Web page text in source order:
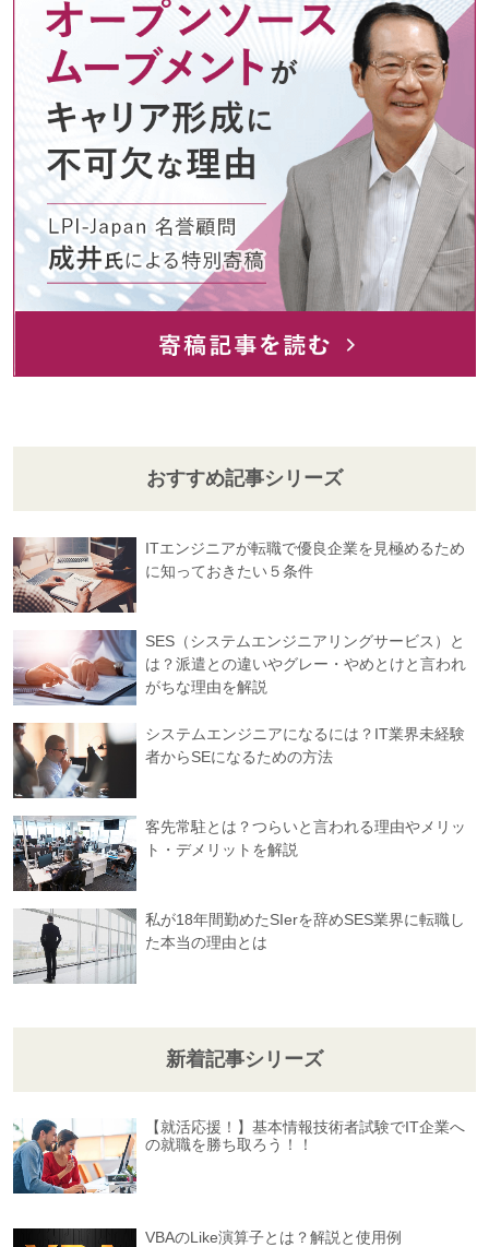
おすすめ記事シリーズ
ITエンジニアが転職で優良企業を見極めるため
に知っておきたい５条件
SES（システムエンジニアリングサービス）と
は？派遣との違いやグレー・やめとけと言われ
がちな理由を解説
システムエンジニアになるには？IT業界未経験
者からSEになるための方法
客先常駐とは？つらいと言われる理由やメリッ
ト・デメリットを解説
私が18年間勤めたSIerを辞めSES業界に転職し
た本当の理由とは
新着記事シリーズ
【就活応援！】基本情報技術者試験でIT企業へ
の就職を勝ち取ろう！！
VBAのLike演算子とは？解説と使用例